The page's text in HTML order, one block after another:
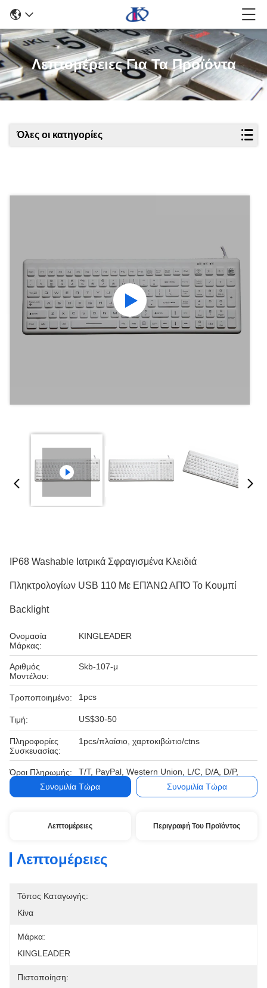
Λεπτομέρειες Για Τα Προϊόντα
Όλες οι κατηγορίες
IP68 Washable Ιατρικά Σφραγισμένα Κλειδιά
Πληκτρολογίων USB 110 Με ΕΠΆΝΩ ΑΠΌ Το Κουμπί
Backlight
Ονομασία
Μάρκας:
KINGLEADER
Αριθμός
Μοντέλου:
Skb-107-μ
Τροποποιημένο: 1pcs
Τιμή: US$30-50
Πληροφορίες
Συσκευασίας:
1pcs/πλαίσιο, χαρτοκιβώτιο/ctns
Όροι Πληρωμής:
T/T, PayPal, Western Union, L/C, D/A, D/P,
Συνομιλία Τώρα
Συνομιλία Τώρα
Λεπτομέρειες Περιγραφή Του Προϊόντος
Λεπτομέρειες
Τόπος Καταγωγής:
Κίνα
Μάρκα:
KINGLEADER
Πιστοποίηση: